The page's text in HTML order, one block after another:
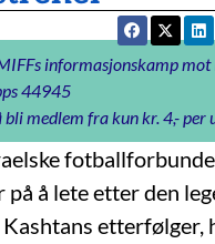
informasjonskamp
44945
medlem fra kun kr. 4,- per
på å lete etter den
etterfølger,